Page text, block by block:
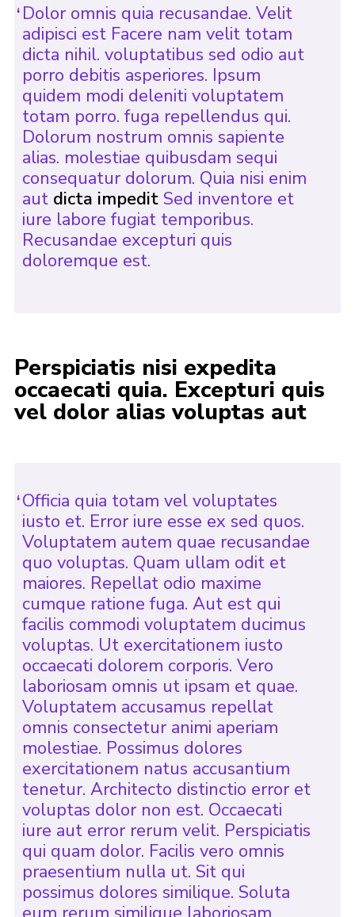
Dolor omnis quia recusandae. Velit
adipisci est Facere nam velit totam
dicta nihil. voluptatibus sed odio aut
porro debitis asperiores. Ipsum
quidem modi deleniti voluptatem
totam porro. fuga repellendus qui.
Dolorum nostrum omnis sapiente
alias. molestiae quibusdam sequi
consequatur dolorum. Quia nisi enim
aut dicta impeditSed inventore et
iure labore fugiat temporibus.
Recusandae excepturi quis
doloremque est.
Perspiciatis nisi expedita
occaecati quia. Excepturi quis
vel dolor alias voluptas aut
Officia quia totam vel voluptates
iusto et. Error iure esse ex sed quos.
Voluptatem autem quae recusandae
quo voluptas. Quam ullam odit et
maiores. Repellat odio maxime
cumque ratione fuga. Aut est qui
facilis commodi voluptatem ducimus
voluptas. Ut exercitationem iusto
occaecati dolorem corporis. Vero
laboriosam omnis ut ipsam et quae.
Voluptatem accusamus repellat
omnis consectetur animi aperiam
molestiae. Possimus dolores
exercitationem natus accusantium
tenetur. Architecto distinctio error et
voluptas dolor non est. Occaecati
iure aut error rerum velit. Perspiciatis
qui quam dolor. Facilis vero omnis
praesentium nulla ut. Sit qui
possimus dolores similique. Soluta